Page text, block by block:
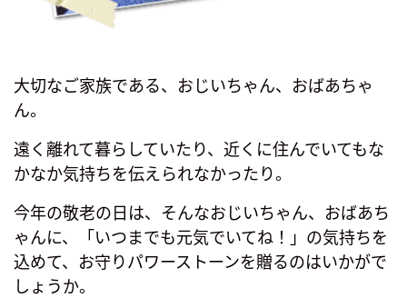
大切なご家族である、おじいちゃん、おばあちゃ
ん。
遠く離れて暮らしていたり、近くに住んでいてもな
かなか気持ちを伝えられなかったり。
今年の敬老の日は、そんなおじいちゃん、おばあち
ゃんに、「いつまでも元気でいてね！」の気持ちを
込めて、お守りパワーストーンを贈るのはいかがで
しょうか。